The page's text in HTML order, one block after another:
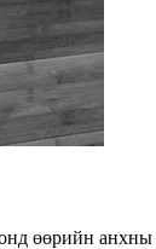
өөрийн